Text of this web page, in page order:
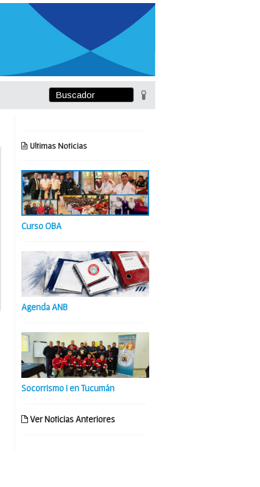
Ultimas Noticias
Curso OBA
Agenda ANB
Socorrismo I en Tucumán
Ver Noticias Anteriores